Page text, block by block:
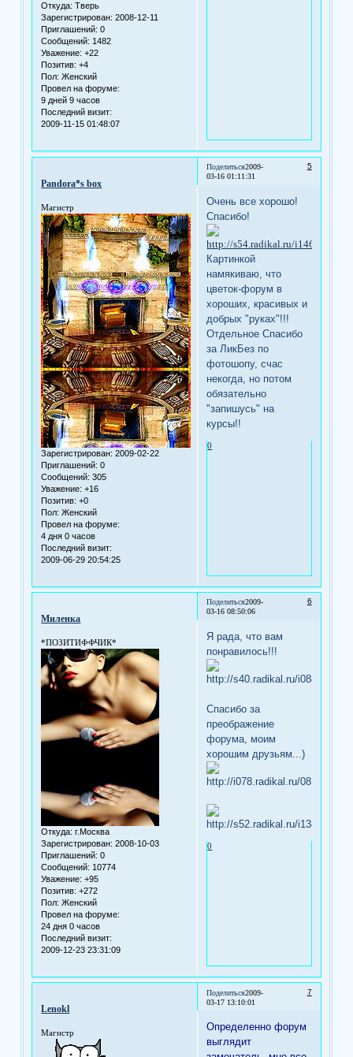
Откуда: Тверь
Зарегистрирован: 2008-12-11
Приглашений: 0
Сообщений: 1482
Уважение: +22
Позитив: +4
Пол: Женский
Провел на форуме:
9 дней 9 часов
Последний визит:
2009-11-15 01:48:07
Поделиться 5
2009-
03-16 01:11:31
Pandora*s box
Магистр
Зарегистрирован: 2009-02-22
Приглашений: 0
Сообщений: 305
Уважение: +16
Позитив: +0
Пол: Женский
Провел на форуме:
4 дня 0 часов
Последний визит:
2009-06-29 20:54:25
Очень все хорошо!
Спасибо!
Картинкой
намякиваю, что
цветок-форум в
хороших, красивых и
добрых "руках"!!!
Отдельное Спасибо
за ЛикБез по
фотошопу, счас
некогда, но потом
обязательно
"запишусь" на
курсы!!
0
Поделиться 6
2009-
03-16 08:50:06
Миленка
*ПОЗИТИФФЧИК*
Откуда: г.Москва
Зарегистрирован: 2008-10-03
Приглашений: 0
Сообщений: 10774
Уважение: +95
Позитив: +272
Пол: Женский
Провел на форуме:
24 дня 0 часов
Последний визит:
2009-12-23 23:31:09
Я рада, что вам
понравилось!!!
Спасибо за
преображение
форума, моим
хорошим друзьям...)
0
Поделиться 7
2009-
03-17 13:10:01
Lenokl
Магистр
Определенно форум
выглядит